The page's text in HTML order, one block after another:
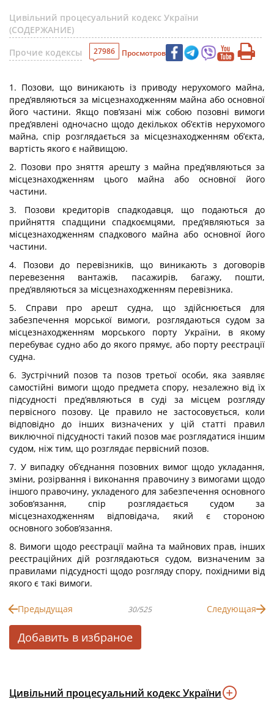
Цивільний процесуальний кодекс України
(СОДЕРЖАНИЕ)
Прочие кодексы
27986 Просмотров
1. Позови, що виникають із приводу нерухомого майна,
пред’являються за місцезнаходженням майна або основної
його частини. Якщо пов’язані між собою позовні вимоги
пред’явлені одночасно щодо декількох об’єктів нерухомого
майна, спір розглядається за місцезнаходженням об’єкта,
вартість якого є найвищою.
2. Позови про зняття арешту з майна пред’являються за
місцезнаходженням цього майна або основної його
частини.
3. Позови кредиторів спадкодавця, що подаються до
прийняття спадщини спадкоємцями, пред’являються за
місцезнаходженням спадкового майна або основної його
частини.
4. Позови до перевізників, що виникають з договорів
перевезення вантажів, пасажирів, багажу, пошти,
пред’являються за місцезнаходженням перевізника.
5. Справи про арешт судна, що здійснюється для
забезпечення морської вимоги, розглядаються судом за
місцезнаходженням морського порту України, в якому
перебуває судно або до якого прямує, або порту реєстрації
судна.
6. Зустрічний позов та позов третьої особи, яка заявляє
самостійні вимоги щодо предмета спору, незалежно від їх
підсудності пред’являються в суді за місцем розгляду
первісного позову. Це правило не застосовується, коли
відповідно до інших визначених у цій статті правил
виключної підсудності такий позов має розглядатися іншим
судом, ніж тим, що розглядає первісний позов.
7. У випадку об’єднання позовних вимог щодо укладання,
зміни, розірвання і виконання правочину з вимогами щодо
іншого правочину, укладеного для забезпечення основного
зобов’язання, спір розглядається судом за
місцезнаходженням відповідача, який є стороною
основного зобов’язання.
8. Вимоги щодо реєстрації майна та майнових прав, інших
реєстраційних дій розглядаються судом, визначеним за
правилами підсудності щодо розгляду спору, похідними від
якого є такі вимоги.
Предыдущая 30/525 Следующая
Добавить в избраное
Цивільний процесуальний кодекс України